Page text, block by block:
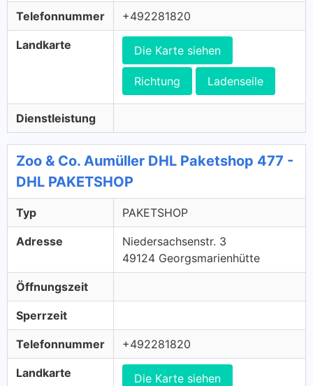
Telefonnummer +492281820
Landkarte Die Karte siehen
Richtung Ladenseile
Dienstleistung
Zoo & Co. Aumüller DHL Paketshop 477 -
DHL PAKETSHOP
Typ PAKETSHOP
Adresse
Niedersachsenstr. 3
49124 Georgsmarienhütte
Öffnungszeit
Sperrzeit
Telefonnummer +492281820
Landkarte Die Karte siehen